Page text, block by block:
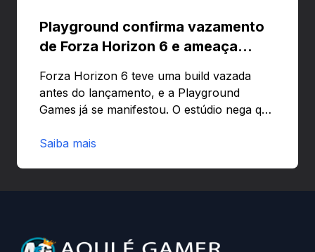
Playground confirma vazamento
de Forza Horizon 6 e ameaça
Forza Horizon 6 teve uma build vazada
antes do lançamento, e a Playground
Games já se manifestou. O estúdio nega que
preload e avisa que quem usar versões não
da Playground: negação do preload,
Saiba mais